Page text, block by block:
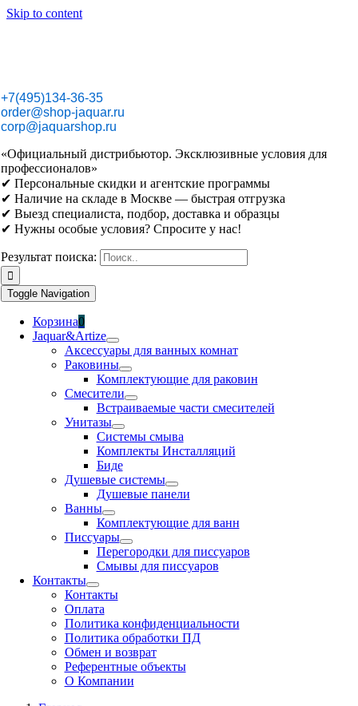
Skip to content
+7(495)134-36-35
order@shop-jaquar.ru
corp@jaquarshop.ru
«Официальный дистрибьютор. Эксклюзивные условия для
профессионалов»
✔ Персональные скидки и агентские программы
✔ Наличие на складе в Москве — быстрая отгрузка
✔ Выезд специалиста, подбор, доставка и образцы
✔ Нужны особые условия? Спросите у нас!
Результат поиска:
Toggle Navigation
Корзина0
Jaquar&Artize
Аксессуары для ванных комнат
Раковины
Комплектующие для раковин
Смесители
Встраиваемые части смесителей
Унитазы
Системы смыва
Комплекты Инсталляций
Биде
Душевые системы
Душевые панели
Ванны
Комплектующие для ванн
Писсуары
Перегородки для писсуаров
Смывы для писсуаров
Контакты
Контакты
Оплата
Политика конфиденциальности
Политика обработки ПД
Обмен и возврат
Референтные объекты
О Компании